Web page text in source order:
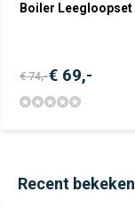
Boiler Leegloopset
€ 74,-€ 69,-
Recent bekeken